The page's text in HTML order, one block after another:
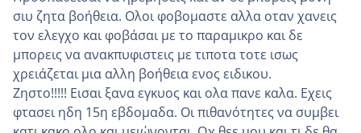
σιυ ζητα βοήθεια. Ολοι φοβομαστε αλλα οταν χανεις
τον ελεγχο και φοβάσαι με το παραμικρο και δε
μπορεις να ανακπυφιστεις με τιποτα τοτε ισως
χρειάζεται μια αλλη βοήθεια ενος ειδικου.
Ζηστο!!!!! Εισαι ξανα εγκυος και ολα πανε καλα. Εχεις
φτασει ηδη 15η εβδομαδα. Οι πιθανότητες να συμβει